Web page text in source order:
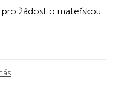
žádost o mateřskou